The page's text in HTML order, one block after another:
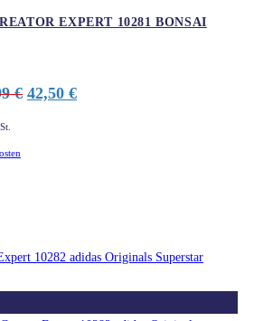
EXPERT 10281 BONSAI
€ Ursprünglicher
Preis
42,50 €Aktueller
Preis